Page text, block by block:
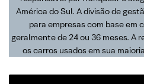
América do Sul. A divisão de
para empresas com base em
geralmente de 24 ou 36 meses. A
os carros usados em sua